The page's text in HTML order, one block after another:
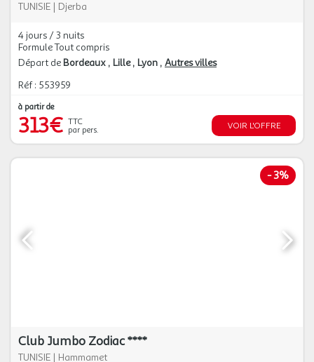
TUNISIE | Djerba
4 jours / 3 nuits
Formule Tout compris
Départ de Bordeaux Lille Lyon Autres villes
Réf : 553959
à partir de
313€ TTC
par pers.
VOIR L'OFFRE
-3%
Club Jumbo Zodiac ****
TUNISIE | Hammamet